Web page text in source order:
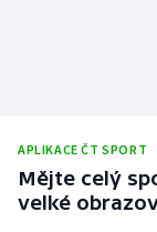
APLIKACE ČT SPORT
Mějte celý
velké